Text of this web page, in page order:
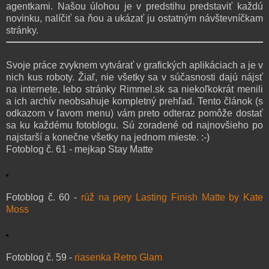
agentkami. Našou úlohou je v predstihu predstaviť každú
novinku, nalíčiť sa ňou a ukázať ju ostatným návštevníčkam
stránky.
Svoje práce zvyknem vytvárať v grafických aplikáciach a je v
nich kus roboty. Žiaľ, nie všetky sa v súčasnosti dajú nájsť
na internete, lebo stránky Rimmel.sk sa niekoľkokrát menili
a ich archív neobsahuje kompletný prehľad. Tento článok (s
odkazom v ľavom menu) vám preto odteraz pomôže dostať
sa ku každému fotoblogu. Sú zoradené od najnovšieho po
najstarší a konečne všetky na jednom mieste. :-)
Fotoblog č. 61 - mejkap Stay Matte
Fotoblog č. 60 - rúž na pery Lasting Finish Matte by Kate
Moss
Fotoblog č. 59 - riasenka Retro Glam